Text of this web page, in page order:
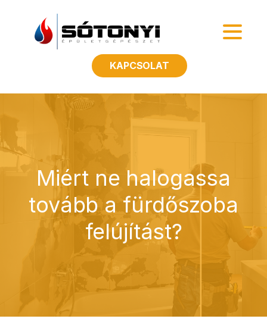
KAPCSOLAT
Miért ne halogassa
tovább a fürdőszoba
felújítást?